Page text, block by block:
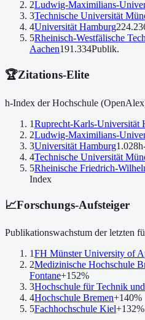
2Ludwig-Maximilians-
3Technische Universität
4Universität Hamburg
5Rheinisch-Westfälische
Aachen191.334Publik.
🏆Zitations-Elite
h-Index der Hochschule
1Ruprecht-Karls-Universität
2Ludwig-Maximilians-
3Universität Hamburg1.028
4Technische Universität
5Rheinische Friedrich-
Index
📈Forschungs-Aufsteiger
Publikationswachstum der letzten
1FH Münster University of
2Medizinische Hochschule
Fontane+152%
3Hochschule für Technik
4Hochschule Bremen+140%
5Fachhochschule Kiel+132%